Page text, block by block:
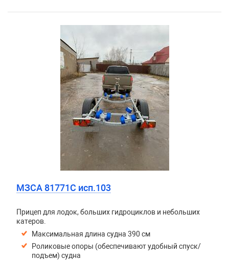
МЗСА 81771C исп.103
Прицеп для лодок, больших гидроциклов и небольших
катеров.
Максимальная длина судна 390 см
Роликовые опоры (обеспечивают удобный спуск/
подъем) судна